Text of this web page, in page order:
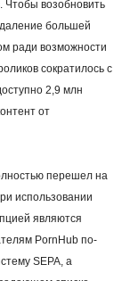
Чтобы возобновить
большей
ради возможности
сократилось с
2,9 млн
от
перешел на
использовании
являются
PornHub по-
SEPA, а